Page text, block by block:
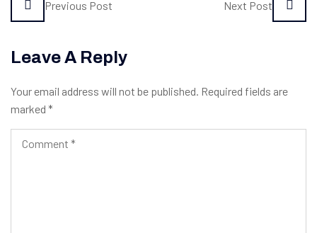
Previous Post Next Post
Leave A Reply
Your email address will not be published. Required fields are
marked *